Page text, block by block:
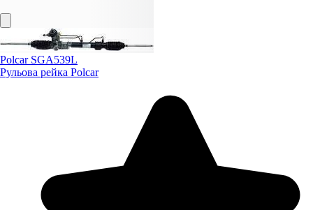
Polcar SGA539L
Рульова рейка Polcar